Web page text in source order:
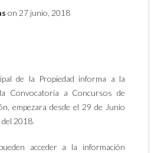
on 27 junio, 2018
de la Propiedad informa a la
Convocatoria a Concursos de
empezara desde el 29 de Junio
2018.
acceder a la información